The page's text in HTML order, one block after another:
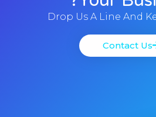
Drop Us A Line And
Contact Us